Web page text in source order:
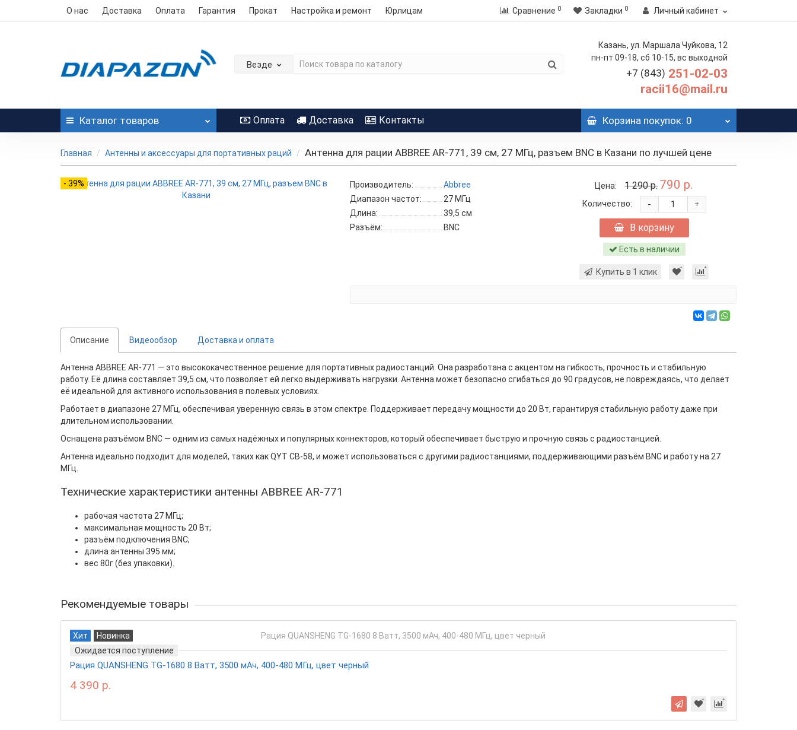
О нас Доставка Оплата Гарантия Прокат Настройка и ремонт Юрлицам Сравнение 0 Закладки 0 Личный кабинет
Везде
Казань, ул. Маршала Чуйкова, 12
пн-пт 09-18, сб 10-15, вс выходной
+7 (843) 251-02-03
racii16@mail.ru
Каталог товаров Оплата Доставка Контакты Корзинапокупок: 0
Главная Антенны и аксессуары для портативных раций Антенна для рации ABBREE AR-771, 39 см, 27 МГц, разъем BNC в Казани по лучшей цене
- 39% Производитель:
Abbree
Диапазон частот:
27 МГц
Длина:
39,5 см
Разъём:
BNC
Цена: 1 290 р.790 р.
Количество: +
-
В корзину
Есть в наличии
Купить в 1 клик
Описание Видеообзор Доставка и оплата
Антенна ABBREE AR-771 — это высококачественное решение для портативных радиостанций. Она разработана с акцентом на гибкость, прочность и стабильную
работу. Её длина составляет 39,5 см, что позволяет ей легко выдерживать нагрузки. Антенна может безопасно сгибаться до 90 градусов, не повреждаясь, что делает
её идеальной для активного использования в полевых условиях.
Работает в диапазоне 27 МГц, обеспечивая уверенную связь в этом спектре. Поддерживает передачу мощности до 20 Вт, гарантируя стабильную работу даже при
длительном использовании.
Оснащена разъёмом BNC — одним из самых надёжных и популярных коннекторов, который обеспечивает быструю и прочную связь с радиостанцией.
Антенна идеально подходит для моделей, таких как QYT CB-58, и может использоваться с другими радиостанциями, поддерживающими разъём BNC и работу на 27
МГц.
Технические характеристики антенны ABBREE AR-771
рабочая частота 27 МГц;
максимальная мощность 20 Вт;
разъём подключения BNC;
длина антенны 395 мм;
вес 80г (без упаковки).
Рекомендуемые товары
Хит
Новинка
Ожидается поступление
Рация QUANSHENG TG-1680 8 Ватт, 3500 мАч, 400-480 МГц, цвет черный
4 390 р.